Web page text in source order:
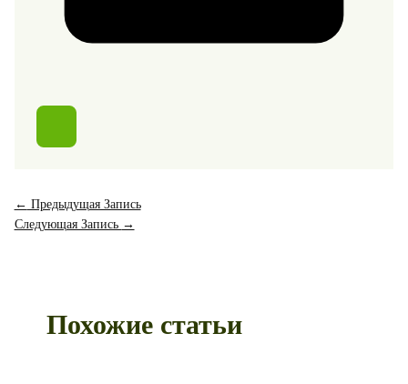
← Предыдущая Запись
Следующая Запись →
Похожие статьи